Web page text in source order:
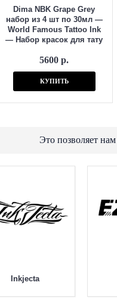
Dima NBK Grape Grey
набор из 4 шт по 30мл —
World Famous Tattoo Ink
— Набор красок для тату
5600 р.
КУПИТЬ
Это позволяет
Inkjecta